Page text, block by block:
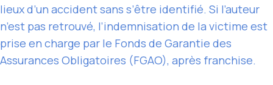
lieux d’un accident sans s’être identifié. Si l’auteur
n’est pas retrouvé, l’indemnisation de la victime est
prise en charge par le Fonds de Garantie des
Assurances Obligatoires (FGAO), après franchise.